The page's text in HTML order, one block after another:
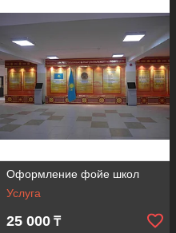
Оформление фойе школ
Услуга
25 000 ₸